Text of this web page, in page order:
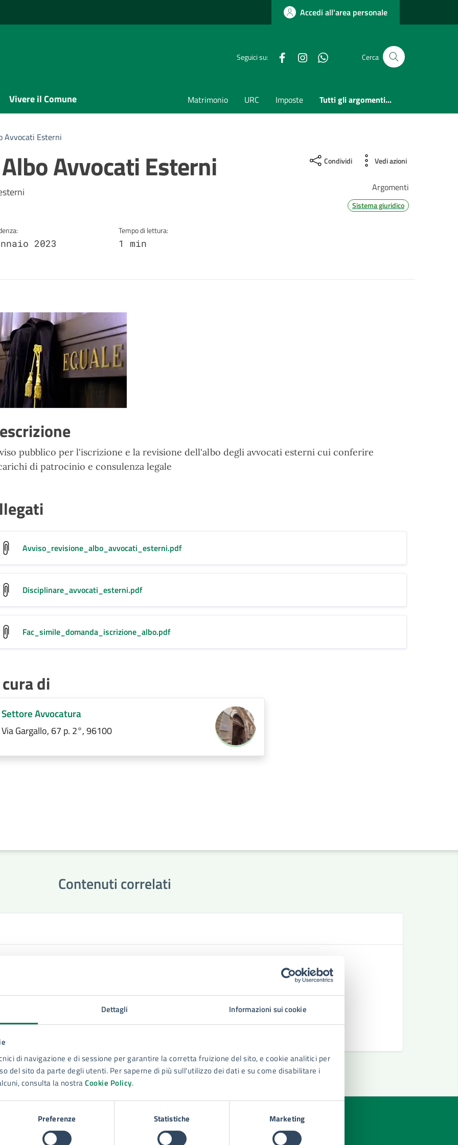
Dettagli Informazioni sui cookie
di navigazione e di sessione per garantire la corretta fruizione del sito, e cookie analitici per
del sito da parte degli utenti. Per saperne di più sull'utilizzo dei dati e su come disabilitare i
consulta la nostraCookie Policy.
Preferenze Statistiche Marketing
Accedi all'area personale
Seguici su: FacebookInstagramwhatsappCerca
Vivere il Comune Matrimonio URC Imposte Tutti gli argomenti...
Avvocati Esterni
Avvocati Esterni
2023
Tempo di lettura:
1 min
Condividi Vedi azioni
Argomenti
Sistema giuridico
pubblico per l'iscrizione e la revisione dell'albo degli avvocati esterni cui conferire
di patrocinio e consulenza legale
Avviso_revisione_albo_avvocati_esterni.pdf
Disciplinare_avvocati_esterni.pdf
Fac_simile_domanda_iscrizione_albo.pdf
di
Settore Avvocatura
Via Gargallo, 67 p. 2°, 96100
Contenuti correlati